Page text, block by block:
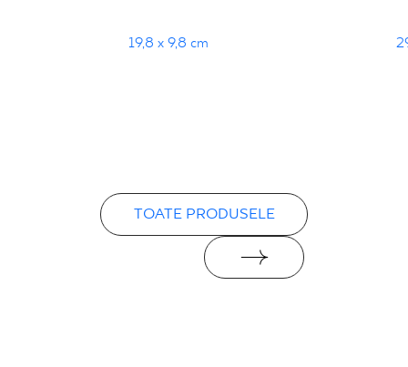
19,8 x 9,8 cm
TOATE PRODUSELE